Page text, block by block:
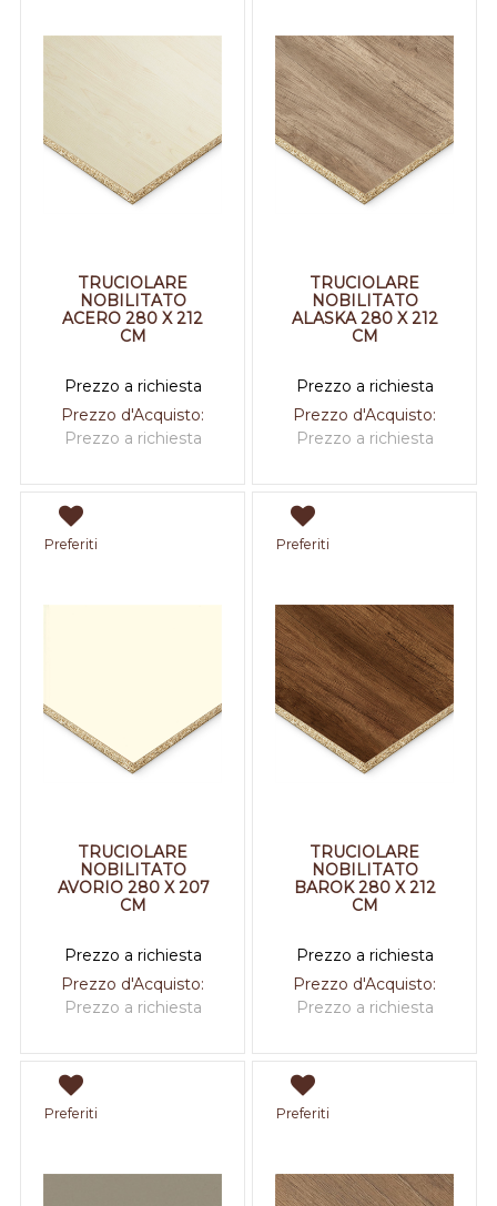
TRUCIOLARE
NOBILITATO
ACERO 280 X 212
CM
Prezzo a richiesta
Prezzo d'Acquisto:
Prezzo a richiesta
TRUCIOLARE
NOBILITATO
ALASKA 280 X 212
CM
Prezzo a richiesta
Prezzo d'Acquisto:
Prezzo a richiesta
Preferiti
TRUCIOLARE
NOBILITATO
AVORIO 280 X 207
CM
Prezzo a richiesta
Prezzo d'Acquisto:
Prezzo a richiesta
Preferiti
TRUCIOLARE
NOBILITATO
BAROK 280 X 212
CM
Prezzo a richiesta
Prezzo d'Acquisto:
Prezzo a richiesta
Preferiti Preferiti